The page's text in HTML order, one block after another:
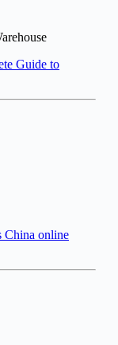
Guide to
China online